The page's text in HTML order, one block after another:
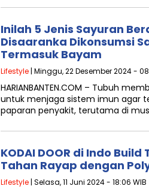
Inilah 5 Jenis Sayuran
Disaaranka Dikonsumsi
Termasuk Bayam
Lifestyle | Minggu, 22 Desember 2024 -
HARIANBANTEN.COM – Tubuh
untuk menjaga sistem imun agar
paparan penyakit, terutama di
KODAI DOOR di Indo
Tahan Rayap dengan
Lifestyle | Selasa, 11 Juni 2024 - 18:06 WIB